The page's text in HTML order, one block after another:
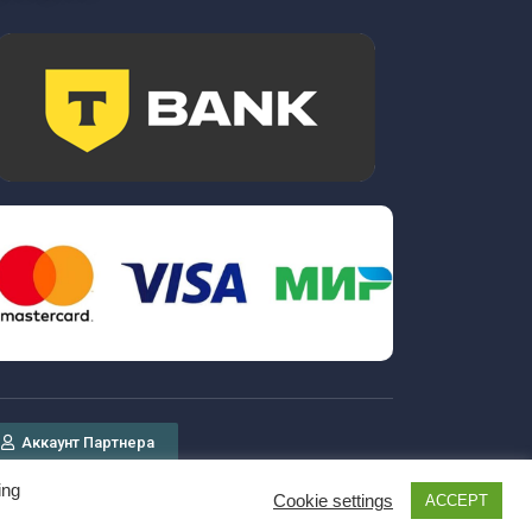
Аккаунт Партнера
Cookie settings ACCEPT